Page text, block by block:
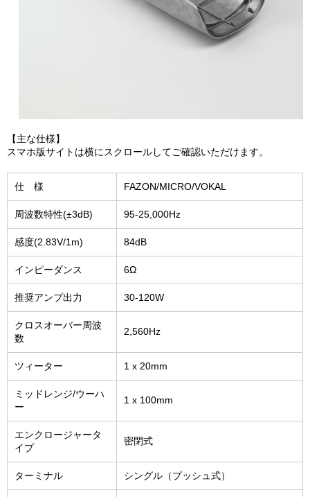
【主な仕様】
スマホ版サイトは横にスクロールしてご確認いただけます。
仕 様 FAZON/MICRO/VOKAL
周波数特性(±3dB) 95-25,000Hz
感度(2.83V/1m) 84dB
インピーダンス 6Ω
推奨アンプ出力 30-120W
クロスオーバー周波
数
2,560Hz
ツィーター 1 x 20mm
ミッドレンジ/ウーハ
ー
1 x 100mm
エンクロージャータ
イプ
密閉式
ターミナル シングル（プッシュ式）